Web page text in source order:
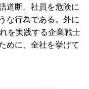
道断。社員を危険に
な行為である。外に
を実践する企業戦士
めに、全社を挙げて